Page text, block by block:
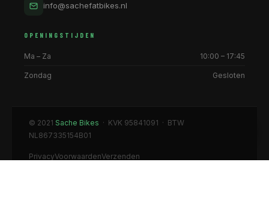
info@sachefatbikes.nl
OPENINGSTIJDEN
Ma – Za 10:00 – 17:45
Zondag Gesloten
© 2021 Sache Bikes · KVK 95841091 · BTW
NL867335154B01
PrivacyVoorwaardenVerzenden